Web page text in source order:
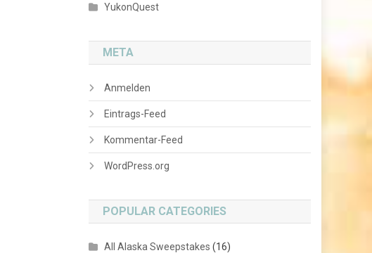
YukonQuest
META
Anmelden
Eintrags-Feed
Kommentar-Feed
WordPress.org
POPULAR CATEGORIES
All Alaska Sweepstakes (16)